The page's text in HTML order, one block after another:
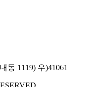
동 1119) 우)41061